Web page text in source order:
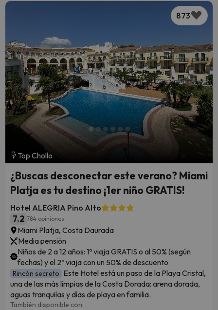
873
Top Chollo
¿Buscas desconectar este verano? Miami
Platja es tu destino ¡1er niño GRATIS!
Hotel ALEGRIA Pino Alto
7.2 784 opiniones
Miami Platja, Costa Daurada
Media pensión
Niños de 2 a 12 años: 1º viaja GRATIS o al 50% (según
fechas) y el 2º viaja con un 50% de descuento
Rincón secreto Este Hotel está un paso de la Playa Cristal,
una de las más limpias de la Costa Dorada: arena dorada,
aguas tranquilas y días de playa en familia.
También disponible con: